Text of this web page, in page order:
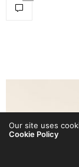
Our site uses
Cookie Policy